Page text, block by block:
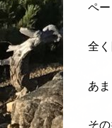
ペ
全
あ
そ